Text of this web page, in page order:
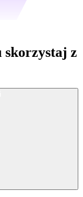
skorzystaj z